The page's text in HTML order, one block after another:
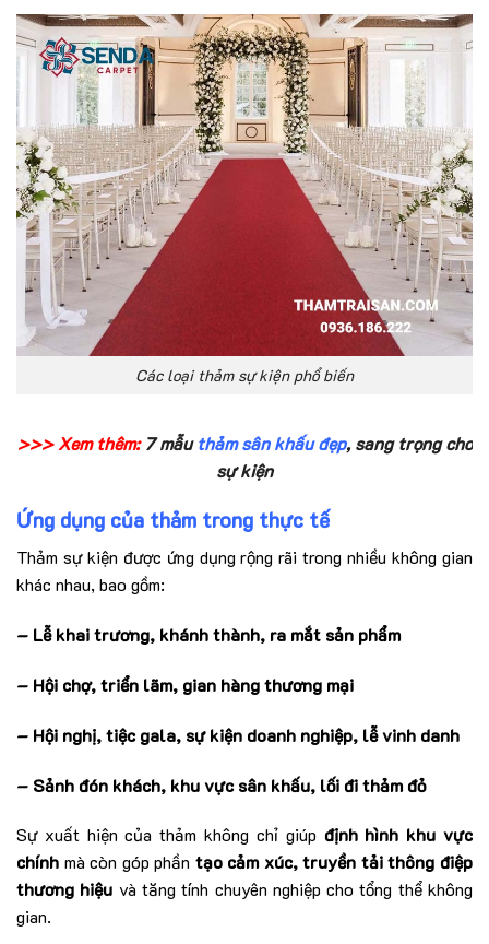
Các loại thảm sự kiện phổ biến
>>> Xem thêm:7 mẫuthảm sân khấu đẹp, sang trọng cho
sự kiện
Ứng dụng của thảm trong thực tế
Thảm sự kiện được ứng dụng rộng rãi trong nhiều không gian
khác nhau, bao gồm:
– Lễ khai trương, khánh thành, ra mắt sản phẩm
– Hội chợ, triển lãm, gian hàng thương mại
– Hội nghị, tiệc gala, sự kiện doanh nghiệp, lễ vinh danh
– Sảnh đón khách, khu vực sân khấu, lối đi thảm đỏ
Sự xuất hiện của thảm không chỉ giúp định hình khu vực
chính mà còn góp phần tạo cảm xúc, truyền tải thông điệp
thương hiệu và tăng tính chuyên nghiệp cho tổng thể không
gian.